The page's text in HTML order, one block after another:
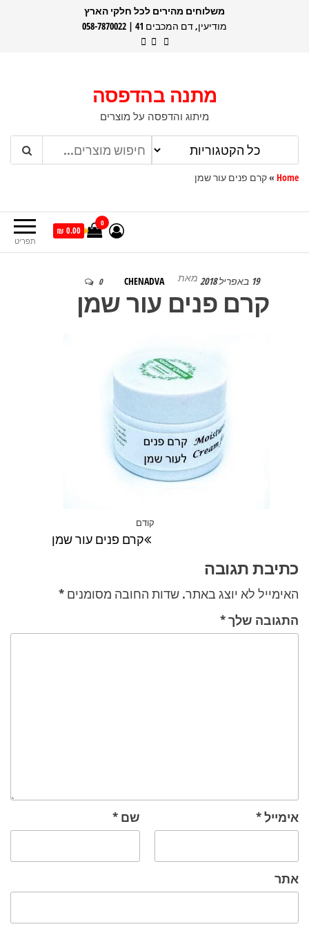
משלוחים מהירים לכל חלקי הארץ
מודיעין, דם המכבים 41 | 058-7870022
מתנה בהדפסה
מיתוג והדפסה על מוצרים
Home
»קרם פנים עור שמן
תפריט
0
0.00 ₪
19 באפריל 2018 מאת CHENADVA
0
קרם פנים עור שמן
הפוסט
הקודם
קודם
קרם פנים עור שמן
כתיבת תגובה
האימייל לא יוצג באתר. שדות החובה מסומנים *
התגובה שלך*
שם * אימייל*
אתר